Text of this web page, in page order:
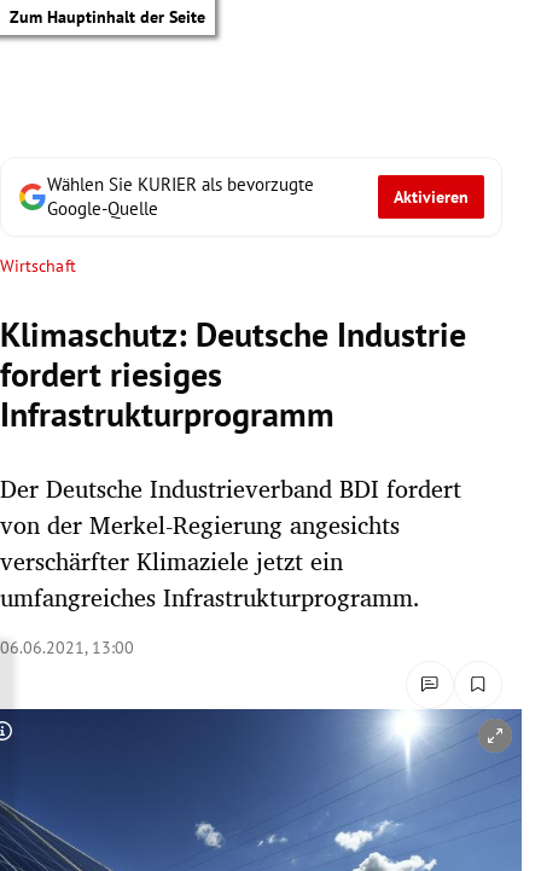
Zum Hauptinhalt der Seite
Untermenü
Untermenü
Untermenü
Untermenü
Wählen Sie KURIER als bevorzugte
Google-Quelle
Aktivieren
Wirtschaft
Klimaschutz: Deutsche Industrie
fordert riesiges
Infrastrukturprogramm
Der Deutsche Industrieverband BDI fordert
von der Merkel-Regierung angesichts
verschärfter Klimaziele jetzt ein
umfangreiches Infrastrukturprogramm.
06.06.2021, 13:00
Copyright-Hinweis öffnen/schließen